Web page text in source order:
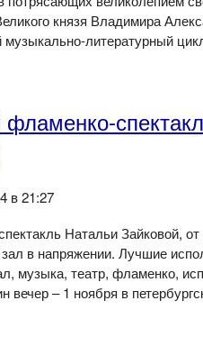
князя Владимира
литературный
в 21:27
Натальи Зайковой,
в напряжении. Лучшие
музыка, театр, фламенко,
вечер – 1 ноября в